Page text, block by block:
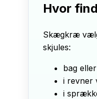
Hvor
Skægkræ
skjules:
bag
i revner
i